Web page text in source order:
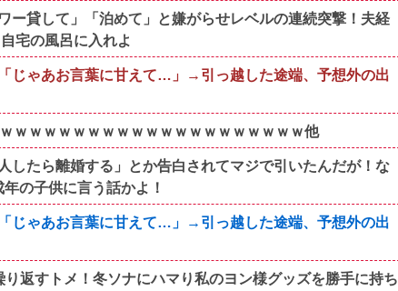
貸して」「泊めて」と嫌がらせレベルの連続突撃！夫経
宅の風呂に入れよ
じゃあお言葉に甘えて…」→引っ越した途端、予想外の出
ｗｗｗｗｗｗｗｗｗｗｗｗｗｗｗｗｗｗｗｗ他
したら離婚する」とか告白されてマジで引いたんだが！な
の子供に言う話かよ！
じゃあお言葉に甘えて…」→引っ越した途端、予想外の出
返すトメ！冬ソナにハマり私のヨン様グッズを勝手に持ち